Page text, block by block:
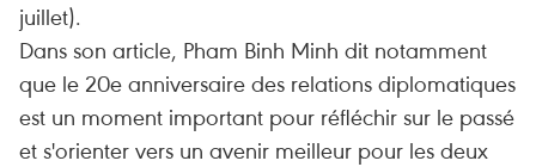
juillet).
Dans son article, Pham Binh Minh dit notamment
que le 20e anniversaire des relations diplomatiques
est un moment important pour réfléchir sur le passé
et s'orienter vers un avenir meilleur pour les deux